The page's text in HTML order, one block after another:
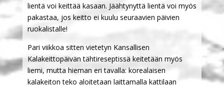
lientä voi keittää kasaan. Jäähtynyttä lientä voi myös
pakastaa, jos keitto ei kuulu seuraavien päivien
ruokalistalle!
Pari viikkoa sitten vietetyn Kansallisen
Kalakeittopäivän tähtireseptissä keitetään myös
liemi, mutta hieman eri tavalla: korealaisen
kalakeiton teko aloitetaan laittamalla kattilaan